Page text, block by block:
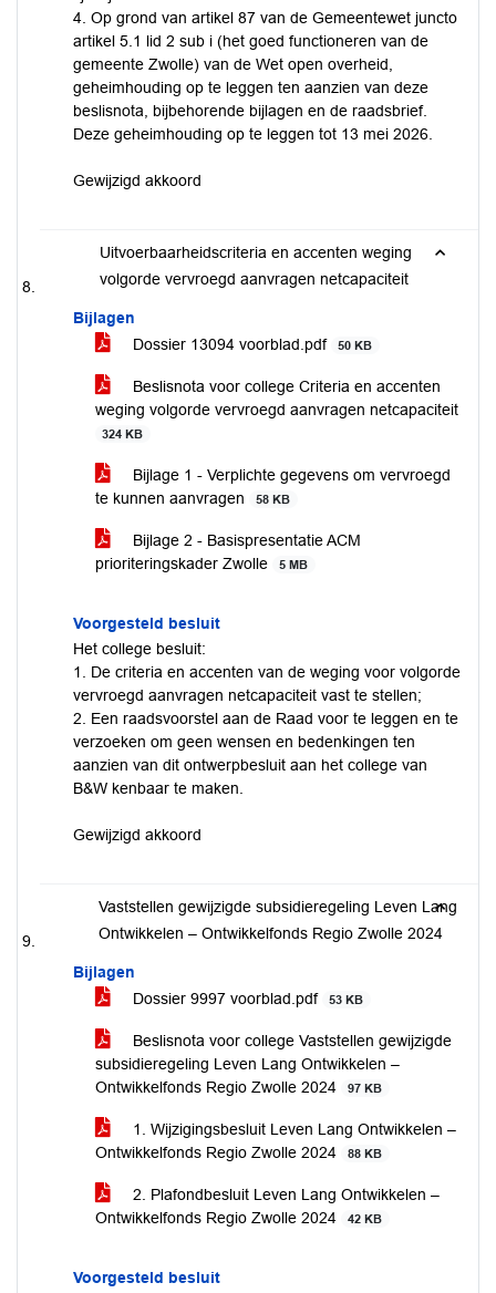
4. Op grond van artikel 87 van de Gemeentewet juncto
artikel 5.1 lid 2 sub i (het goed functioneren van de
gemeente Zwolle) van de Wet open overheid,
geheimhouding op te leggen ten aanzien van deze
beslisnota, bijbehorende bijlagen en de raadsbrief.
Deze geheimhouding op te leggen tot 13 mei 2026.
Gewijzigd akkoord
Uitvoerbaarheidscriteria en accenten weging
volgorde vervroegd aanvragen netcapaciteit
Bijlagen
Dossier 13094 voorblad.pdf
50 KB
Beslisnota voor college Criteria en accenten
weging volgorde vervroegd aanvragen netcapaciteit
324 KB
Bijlage 1 - Verplichte gegevens om vervroegd
te kunnen aanvragen
58 KB
Bijlage 2 - Basispresentatie ACM
prioriteringskader Zwolle
5 MB
Voorgesteld besluit
Het college besluit:
1. De criteria en accenten van de weging voor volgorde
vervroegd aanvragen netcapaciteit vast te stellen;
2. Een raadsvoorstel aan de Raad voor te leggen en te
verzoeken om geen wensen en bedenkingen ten
aanzien van dit ontwerpbesluit aan het college van
B&W kenbaar te maken.
Gewijzigd akkoord
Vaststellen gewijzigde subsidieregeling Leven Lang
Ontwikkelen – Ontwikkelfonds Regio Zwolle 2024
Bijlagen
Dossier 9997 voorblad.pdf
53 KB
Beslisnota voor college Vaststellen gewijzigde
subsidieregeling Leven Lang Ontwikkelen –
Ontwikkelfonds Regio Zwolle 2024
97 KB
1. Wijzigingsbesluit Leven Lang Ontwikkelen –
Ontwikkelfonds Regio Zwolle 2024
88 KB
2. Plafondbesluit Leven Lang Ontwikkelen –
Ontwikkelfonds Regio Zwolle 2024
42 KB
Voorgesteld besluit